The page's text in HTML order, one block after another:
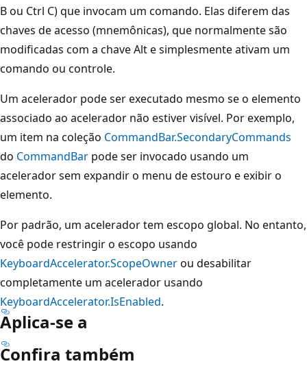
B ou Ctrl C) que invocam um comando. Elas diferem das
chaves de acesso (mnemônicas), que normalmente são
modificadas com a chave Alt e simplesmente ativam um
comando ou controle.
Um acelerador pode ser executado mesmo se o elemento
associado ao acelerador não estiver visível. Por exemplo,
um item na coleção CommandBar.SecondaryCommands
do CommandBar pode ser invocado usando um
acelerador sem expandir o menu de estouro e exibir o
elemento.
Por padrão, um acelerador tem escopo global. No entanto,
você pode restringir o escopo usando
KeyboardAccelerator.ScopeOwnerou desabilitar
completamente um acelerador usando
KeyboardAccelerator.IsEnabled.
Aplica-se a
Confira também